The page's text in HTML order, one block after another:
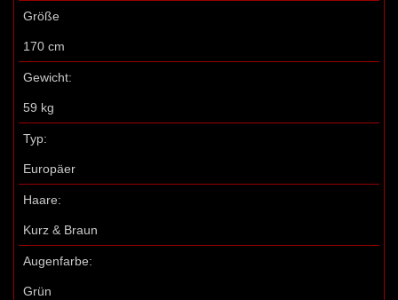
Größe
170 cm
Gewicht:
59 kg
Typ:
Europäer
Haare:
Kurz & Braun
Augenfarbe:
Grün